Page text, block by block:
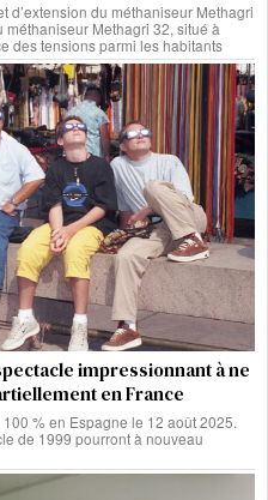
d’extension du méthaniseur Methagri
Methagri 32, situé à
des tensions parmi les habitants
impressionnant à ne
en France
% en Espagne le 12 août 2025.
de 1999 pourront à nouveau